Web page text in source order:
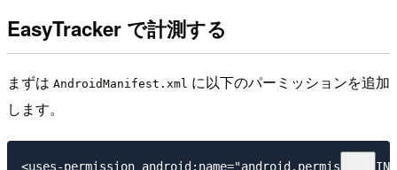
EasyTracker で計測する
まずは AndroidManifest.xml に以下のパーミッションを追加
します。
<uses-permission